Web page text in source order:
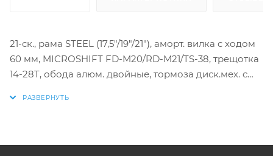
21-ск., рама STEEL (17,5"/19"/21"), аморт. вилка с ходом
60 мм, MICROSHIFT FD-M20/RD-M21/TS-38, трещотка
14-28T, обода алюм. двойные, тормоза диск.мех. c